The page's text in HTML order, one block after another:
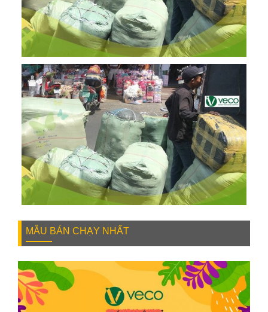
MẪU BÁN CHẠY NHẤT